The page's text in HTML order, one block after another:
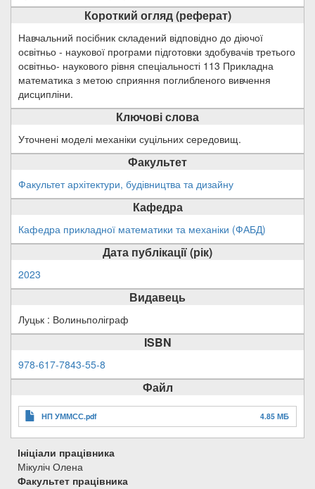
Короткий огляд (реферат)
Навчальний посібник складений відповідно до діючої
освітньо - наукової програми підготовки здобувачів третього
освітньо- наукового рівня спеціальності 113 Прикладна
математика з метою сприяння поглибленого вивчення
дисципліни.
Ключові слова
Уточнені моделі механіки суцільних середовищ.
Факультет
Факультет архітектури, будівництва та дизайну
Кафедра
Кафедра прикладної математики та механіки (ФАБД)
Дата публікації (рік)
2023
Видавець
Луцьк : Волиньполіграф
ISBN
978-617-7843-55-8
Файл
НП УММСС.pdf 4.85 МБ
Ініціали працівника
Мікуліч Олена
Факультет працівника